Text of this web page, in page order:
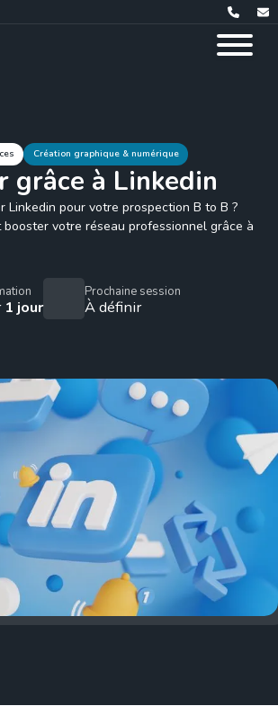
Création graphique & numérique
grâce à Linkedin
Linkedin pour votre prospection B to B ?
booster votre réseau professionnel grâce à
1 jour
Prochaine session
À définir